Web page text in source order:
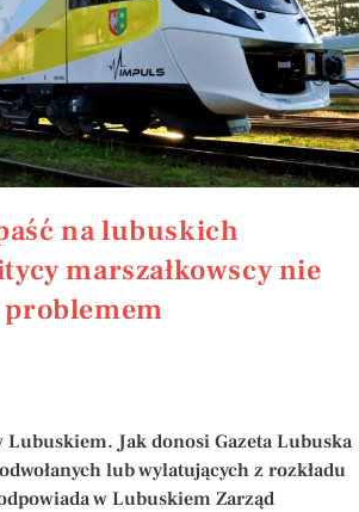
na lubuskich
marszałkowscy nie
problemem
Lubuskiem. Jak donosi Gazeta Lubuska
lub wylatujących z rozkładu
w Lubuskiem Zarząd